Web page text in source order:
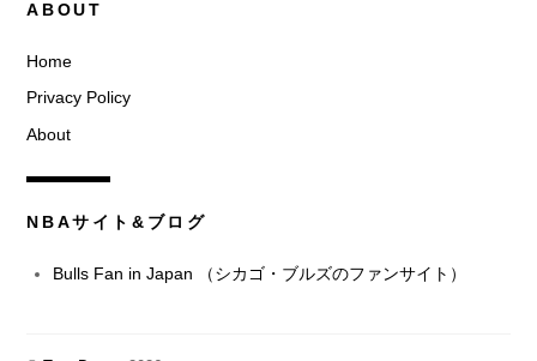
ABOUT
Home
Privacy Policy
About
NBAサイト&ブログ
Bulls Fan in Japan （シカゴ・ブルズのファンサイト）